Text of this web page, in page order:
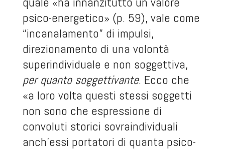
psico-energetico» (p. 59), vale come
“incanalamento” di impulsi,
direzionamento di una volontà
superindividuale e non soggettiva,
per quanto soggettivante. Ecco che
«a loro volta questi stessi soggetti
non sono che espressione di
convoluti storici sovraindividuali
anch’essi portatori di quanta psico-